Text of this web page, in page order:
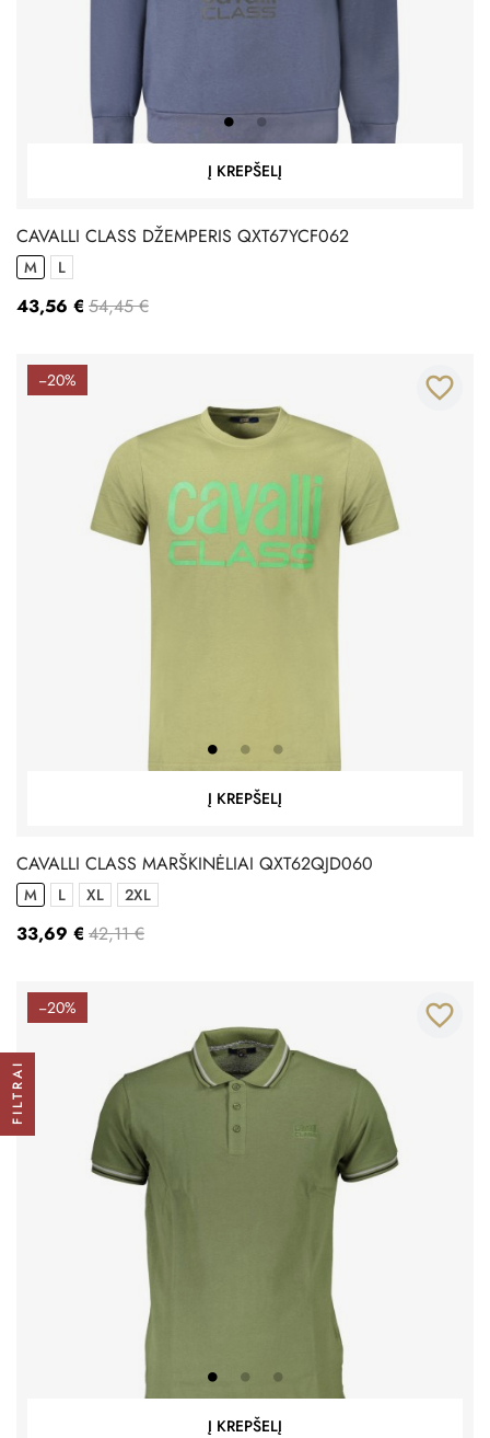
Į KREPŠELĮ
CAVALLI CLASS DŽEMPERIS QXT67YCF062
M L
43,56 € 54,45 €
−20%
Į KREPŠELĮ
favorite_border
CAVALLI CLASS MARŠKINĖLIAI QXT62QJD060
M L XL 2XL
33,69 € 42,11 €
−20%
Į KREPŠELĮ
favorite_border
FILTRAI